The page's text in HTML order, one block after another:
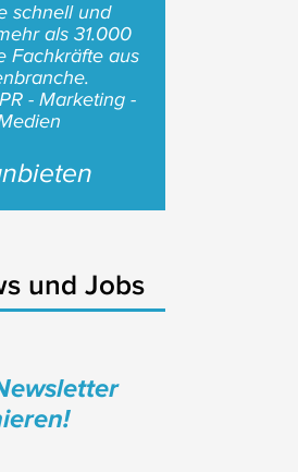
schnell und
als 31.000
Fachkräfte aus
- Marketing -
und Jobs